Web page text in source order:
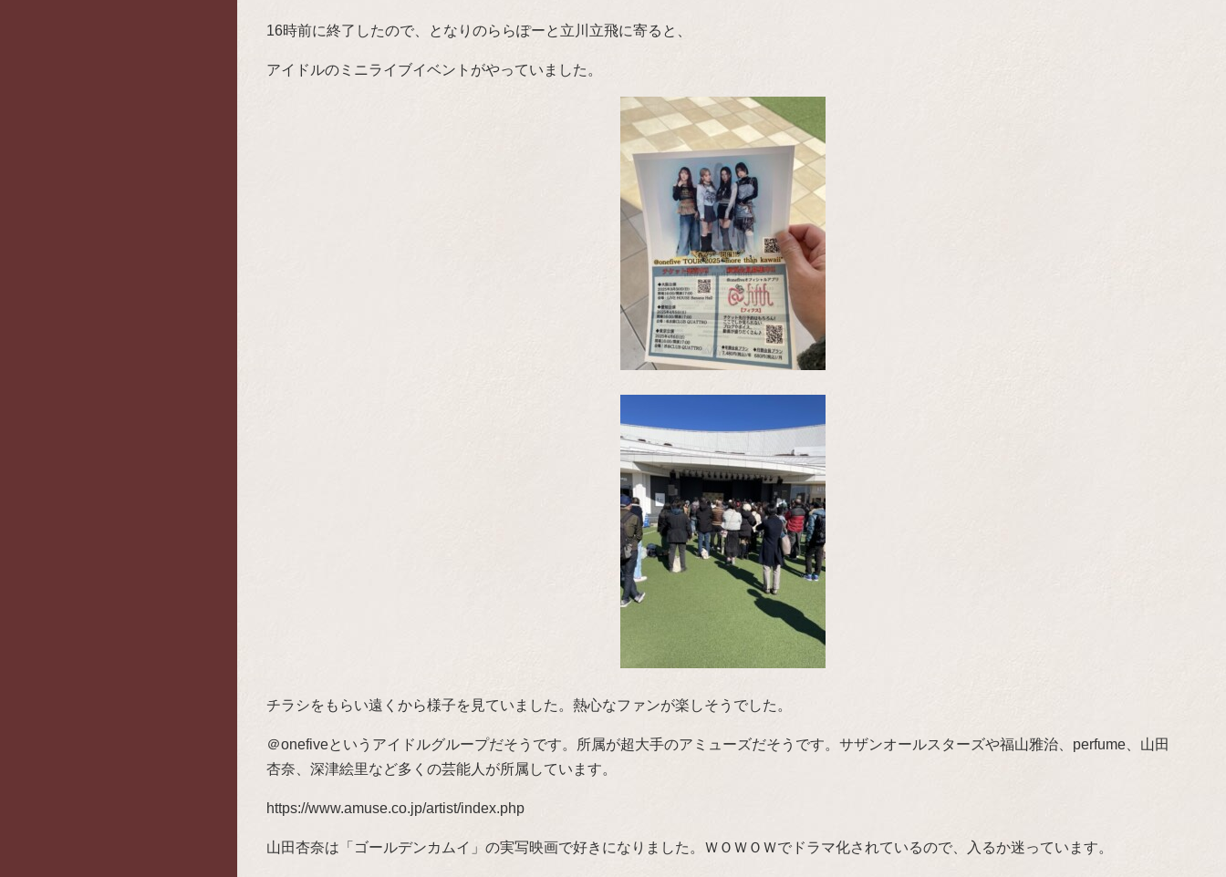
16時前に終了したので、となりのららぽーと立川立飛に寄ると、
アイドルのミニライブイベントがやっていました。
チラシをもらい遠くから様子を見ていました。熱心なファンが楽しそうでした。
＠onefiveというアイドルグループだそうです。所属が超大手のアミューズだそうです。サザンオールスターズや福山雅治、perfume、山田
杏奈、深津絵里など多くの芸能人が所属しています。
https://www.amuse.co.jp/artist/index.php
山田杏奈は「ゴールデンカムイ」の実写映画で好きになりました。ＷＯＷＯＷでドラマ化されているので、入るか迷っています。